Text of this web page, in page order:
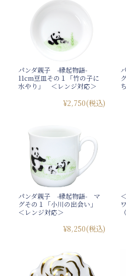
パンダ親子 -縁起物語-
11cm豆皿その１「竹の子に
水やり」 ＜レンジ対応＞
¥2,750(税込)
パンダ親子 -縁起物語- マ
グその１「小川の出会い」
＜レンジ対応＞
¥8,250(税込)